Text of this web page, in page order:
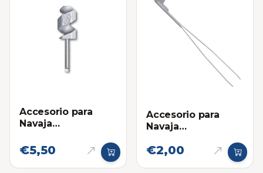
Accesorio para
Navaja
Destornillador
Victorinox
€5,50
Accesorio para
Navaja
Pinza Victorinox
€2,00